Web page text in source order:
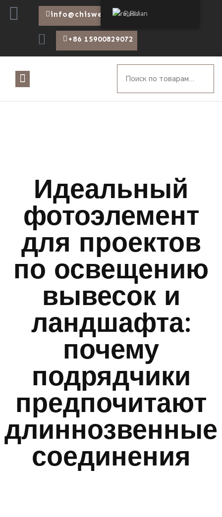
info@chiswear.com
+86 15900829072
Идеальный
фотоэлемент
для проектов
по освещению
вывесок и
ландшафта:
почему
подрядчики
предпочитают
длиннозвенные
соединения
Russian